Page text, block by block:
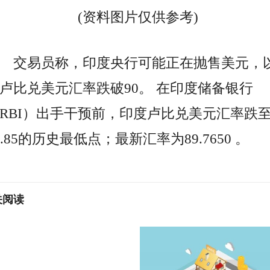
(资料图片仅供参考)
交易员称，印度央行可能正在抛售美元，
比兑美元汇率跌破90。 在印度储备银行
RBI）出手干预前，印度卢比兑美元汇率跌
的历史最低点；最新汇率为89.7650 。
阅读